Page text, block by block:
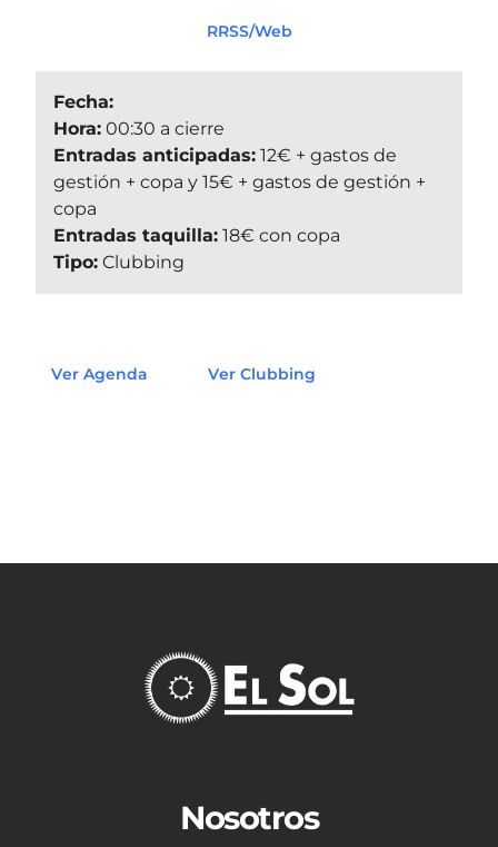
RRSS/Web
Fecha:
Hora: 00:30 a cierre
Entradas anticipadas: 12€ + gastos de
gestión + copa y 15€ + gastos de gestión +
copa
Entradas taquilla: 18€ con copa
Tipo: Clubbing
Ver Agenda Ver Clubbing
Nosotros